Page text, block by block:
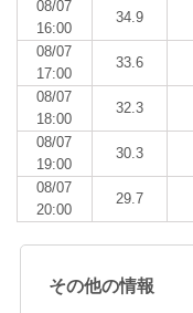
08/07
16:00
34.9
08/07
17:00
33.6
08/07
18:00
32.3
08/07
19:00
30.3
08/07
20:00
29.7
その他の情報